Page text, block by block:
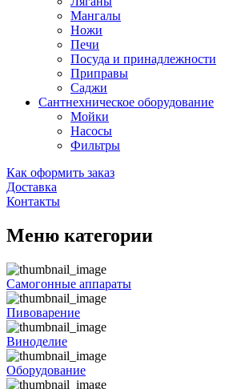
Мангалы
Ножи
Печи
Посуда и принадлежности
Приправы
Саджи
Сантнехническое оборудование
Мойки
Насосы
Фильтры
Как оформить заказ
Доставка
Контакты
Меню категории
Самогонные аппараты
Пивоварение
Виноделие
Оборудование